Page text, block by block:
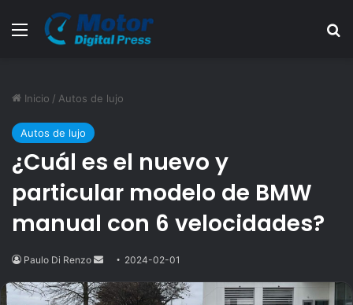
Menú
Inicio / Autos de lujo
Autos de lujo
¿Cuál es el nuevo y
particular modelo de BMW
manual con 6 velocidades?
Paulo Di Renzo
Send
email
2024-02-01